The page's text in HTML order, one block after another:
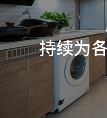
持续为